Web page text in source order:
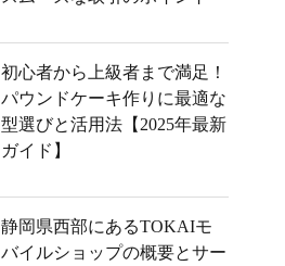
初心者から上級者まで満足！
パウンドケーキ作りに最適な
型選びと活用法【2025年最新
ガイド】
静岡県西部にあるTOKAIモ
バイルショップの概要とサー